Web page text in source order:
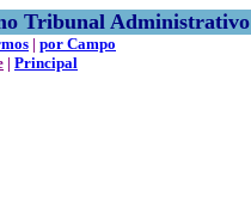
Tribunal Administrativo
| por Campo
| Principal